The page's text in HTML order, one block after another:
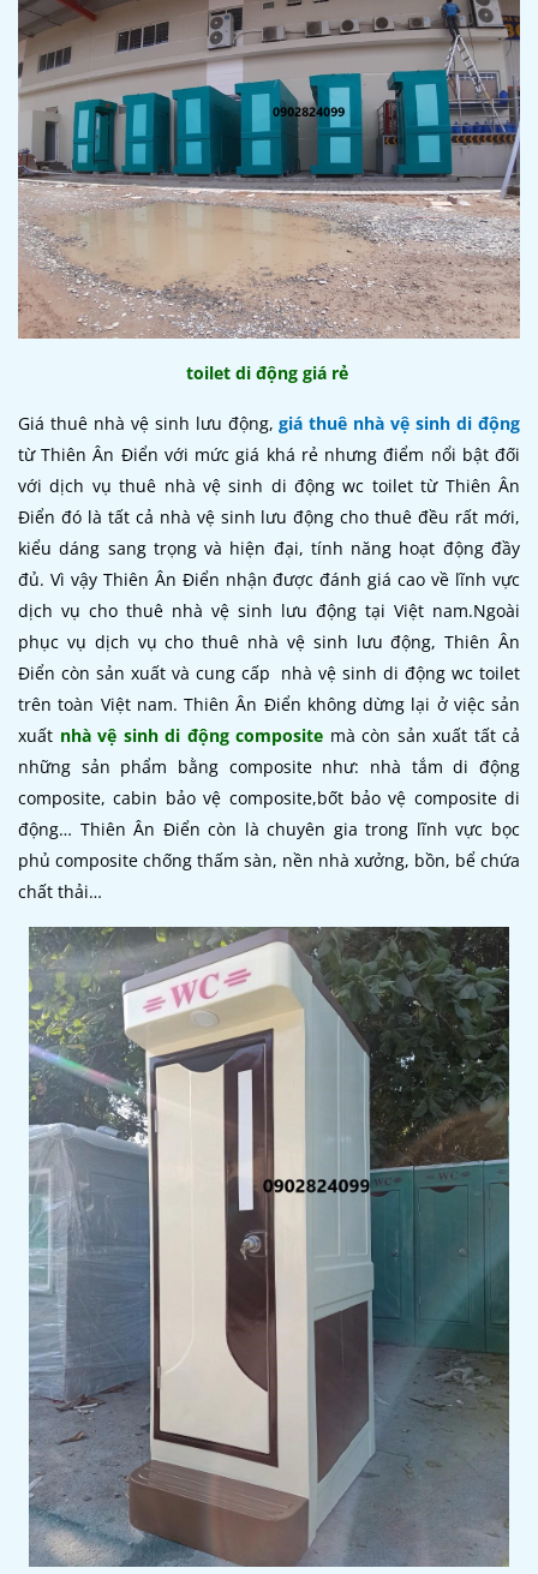
toilet di động giá rẻ
Giá thuê nhà vệ sinh lưu động,giá thuê nhà vệ sinh di động
từ Thiên Ân Điển với mức giá khá rẻ nhưng điểm nổi bật đối
với dịch vụ thuê nhà vệ sinh di động wc toilet từ Thiên Ân
Điển đó là tất cả nhà vệ sinh lưu động cho thuê đều rất mới,
kiểu dáng sang trọng và hiện đại, tính năng hoạt động đầy
đủ. Vì vậy Thiên Ân Điển nhận được đánh giá cao về lĩnh vực
dịch vụ cho thuê nhà vệ sinh lưu động tại Việt nam.Ngoài
phục vụ dịch vụ cho thuê nhà vệ sinh lưu động, Thiên Ân
Điển còn sản xuất và cung cấp nhà vệ sinh di động wc toilet
trên toàn Việt nam. Thiên Ân Điển không dừng lại ở việc sản
xuất nhà vệ sinh di động composite mà còn sản xuất tất cả
những sản phẩm bằng composite như: nhà tắm di động
composite, cabin bảo vệ composite,bốt bảo vệ composite di
động… Thiên Ân Điển còn là chuyên gia trong lĩnh vực bọc
phủ composite chống thấm sàn, nền nhà xưởng, bồn, bể chứa
chất thải…